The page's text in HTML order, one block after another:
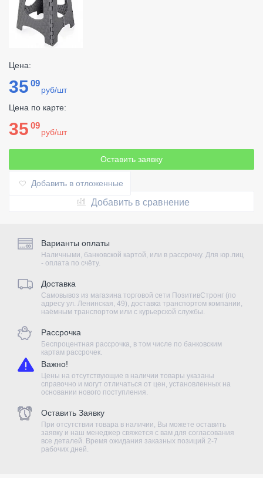
Цена:
35 09
руб/шт
Цена по карте:
35 09
руб/шт
Оставить заявку
Добавить в отложенные
Добавить в сравнение
Варианты оплаты
Наличными, банковской картой, или в рассрочку. Для юр.лиц
- оплата по счёту.
Доставка
Самовывоз из магазина торговой сети ПозитивСтронг (по
адресу ул. Ленинская, 49), доставка транспортом компании,
наёмным транспортом или с курьерской службы.
Рассрочка
Беспроцентная рассрочка, в том числе по банковским
картам рассрочек.
Важно!
Цены на отсутствующие в наличии товары указаны
справочно и могут отличаться от цен, установленных на
основании нового поступления.
Оставить Заявку
При отсутствии товара в наличии, Вы можете оставить
заявку и наш менеджер свяжется с вам для согласования
все деталей. Время ожидания заказных позиций 2-7
рабочих дней.